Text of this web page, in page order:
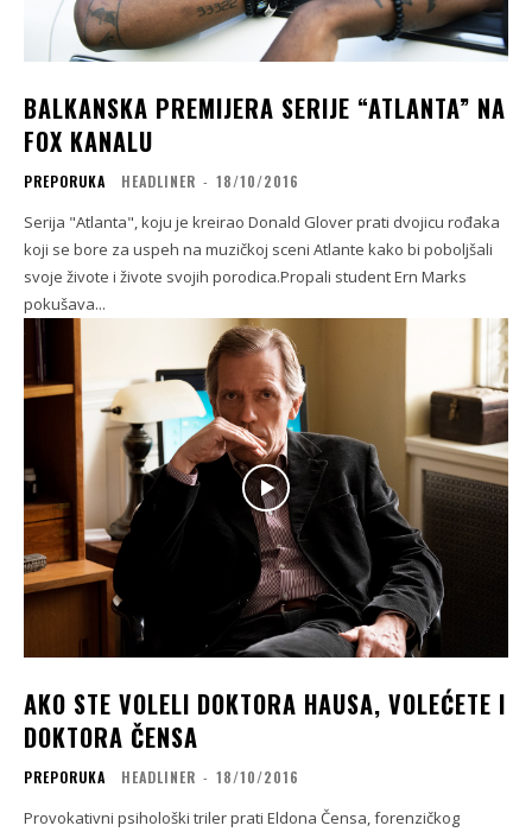
BALKANSKA PREMIJERA SERIJE “ATLANTA” NA
FOX KANALU
PREPORUKA HEADLINER - 18/10/2016
Serija "Atlanta", koju je kreirao Donald Glover prati dvojicu rođaka
koji se bore za uspeh na muzičkoj sceni Atlante kako bi poboljšali
svoje živote i živote svojih porodica.Propali student Ern Marks
pokušava...
AKO STE VOLELI DOKTORA HAUSA, VOLEĆETE I
DOKTORA ČENSA
PREPORUKA HEADLINER - 18/10/2016
Provokativni psihološki triler prati Eldona Čensa, forenzičkog